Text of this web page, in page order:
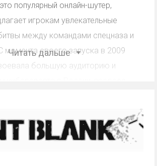
популярный онлайн-шутер,
игрокам увлекательные
между командами спецназа и
момента своего запуска в 2009
большую аудиторию и
возможность зарабатывать
как за реальные деньги, так и за
Читать дальше